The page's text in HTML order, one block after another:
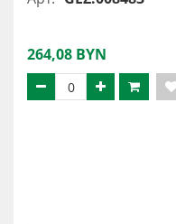
264,08 BYN